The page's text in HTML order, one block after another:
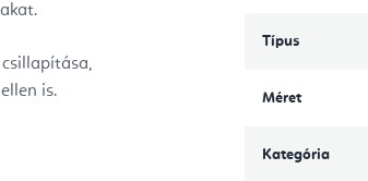
is.
Típus
Méret
Kategória